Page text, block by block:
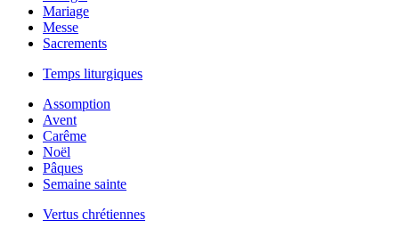
Mariage
Messe
Sacrements
Temps liturgiques
Assomption
Avent
Carême
Noël
Pâques
Semaine sainte
Vertus chrétiennes